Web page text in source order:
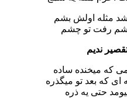
مثله اولش بشم
رفت تو چشم
ندیم
که میخنده ساده
ای که بعد تو میگذره
حتی یه ذره